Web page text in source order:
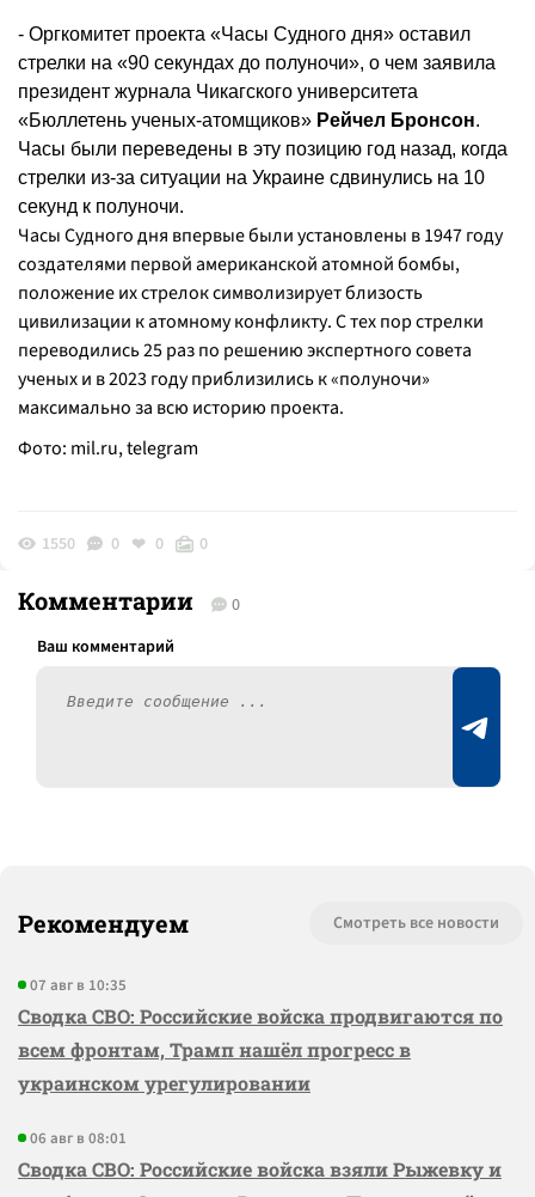
- Оргкомитет проекта «Часы Судного дня» оставил
стрелки на «90 секундах до полуночи», о чем заявила
президент журнала Чикагского университета
«Бюллетень ученых-атомщиков» Рейчел Бронсон.
Часы были переведены в эту позицию год назад, когда
стрелки из-за ситуации на Украине сдвинулись на 10
секунд к полуночи.
Часы Судного дня впервые были установлены в 1947 году
создателями первой американской атомной бомбы,
положение их стрелок символизирует близость
цивилизации к атомному конфликту. С тех пор стрелки
переводились 25 раз по решению экспертного совета
ученых и в 2023 году приблизились к «полуночи»
максимально за всю историю проекта.
Фото: mil.ru, telegram
1550 0 0 0
Комментарии 0
Рекомендуем Смотреть все новости
07 авг в 10:35
Сводка СВО: Российские войска продвигаются по
всем фронтам, Трамп нашёл прогресс в
украинском урегулировании
06 авг в 08:01
Сводка СВО: Российские войска взяли Рыжевку и